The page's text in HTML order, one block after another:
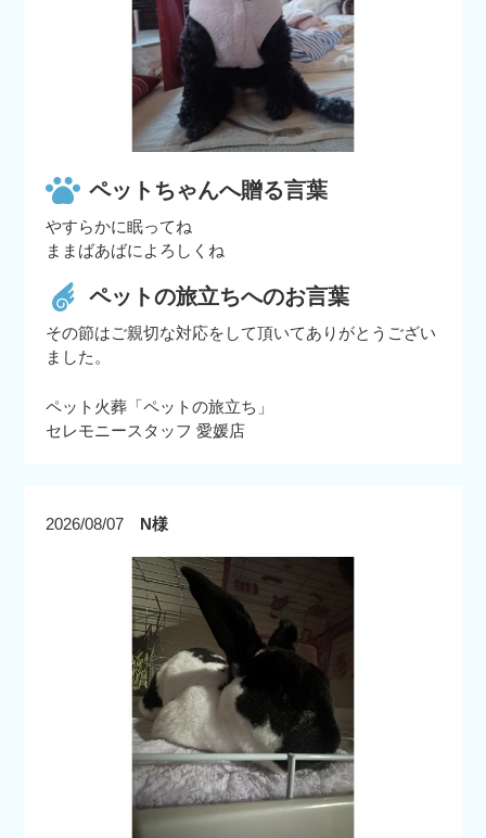
ペットちゃんへ贈る言葉
やすらかに眠ってね
ままばあばによろしくね
ペットの旅立ちへのお言葉
その節はご親切な対応をして頂いてありがとうござい
ました。
ペット火葬「ペットの旅立ち」
セレモニースタッフ 愛媛店
2026/08/07 N様